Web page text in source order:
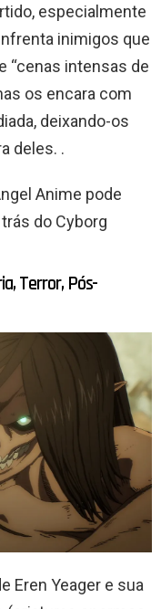
especialmente
inimigos que
“cenas intensas de
os encara com
deixando-os
deles. .
Anime pode
do Cyborg
Terror, Pós-
Eren Yeager e sua